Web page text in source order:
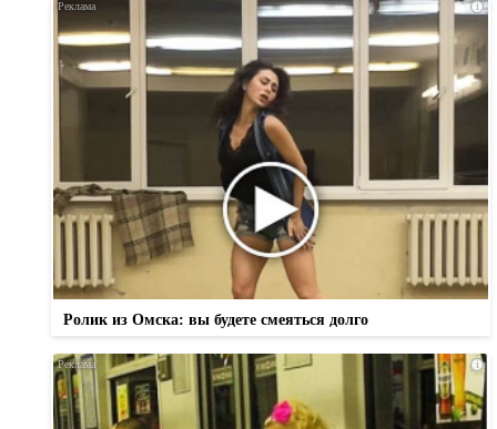
i
Ролик из Омска: вы будете смеяться долго
i